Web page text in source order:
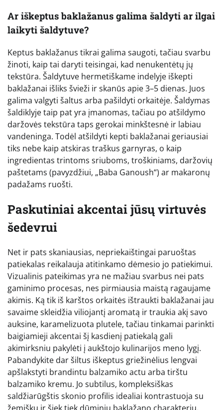
Ar iškeptus baklažanus galima šaldyti ar ilgai
laikyti šaldytuve?
Keptus baklažanus tikrai galima saugoti, tačiau svarbu
žinoti, kaip tai daryti teisingai, kad nenukentėtų jų
tekstūra. Šaldytuve hermetiškame indelyje iškepti
baklažanai išliks švieži ir skanūs apie 3–5 dienas. Juos
galima valgyti šaltus arba pašildyti orkaitėje. Šaldymas
šaldiklyje taip pat yra įmanomas, tačiau po atšildymo
daržovės tekstūra taps gerokai minkštesnė ir labiau
vandeninga. Todėl atšildyti kepti baklažanai geriausiai
tiks nebe kaip atskiras traškus garnyras, o kaip
ingredientas trintoms sriuboms, troškiniams, daržovių
paštetams (pavyzdžiui, „Baba Ganoush“) ar makaronų
padažams ruošti.
Paskutiniai akcentai jūsų virtuvės
šedevrui
Net ir pats skaniausias, nepriekaištingai paruoštas
patiekalas reikalauja atitinkamo dėmesio jo patiekimui.
Vizualinis pateikimas yra ne mažiau svarbus nei pats
gaminimo procesas, nes pirmiausia maistą ragaujame
akimis. Ką tik iš karštos orkaitės ištraukti baklažanai jau
savaime skleidžia viliojantį aromatą ir traukia akį savo
auksine, karamelizuota plutele, tačiau tinkamai parinkti
baigiamieji akcentai šį kasdienį patiekalą gali
akimirksniu pakylėti į aukštojo kulinarijos meno lygį.
Pabandykite dar šiltus iškeptus griežinėlius lengvai
apšlakstyti brandintu balzamiko actu arba tirštu
balzamiko kremu. Jo subtilus, kompleksiškas
saldžiarūgštis skonio profilis idealiai kontrastuoja su
žemišku ir šiek tiek dūminiu baklažano charakteriu.